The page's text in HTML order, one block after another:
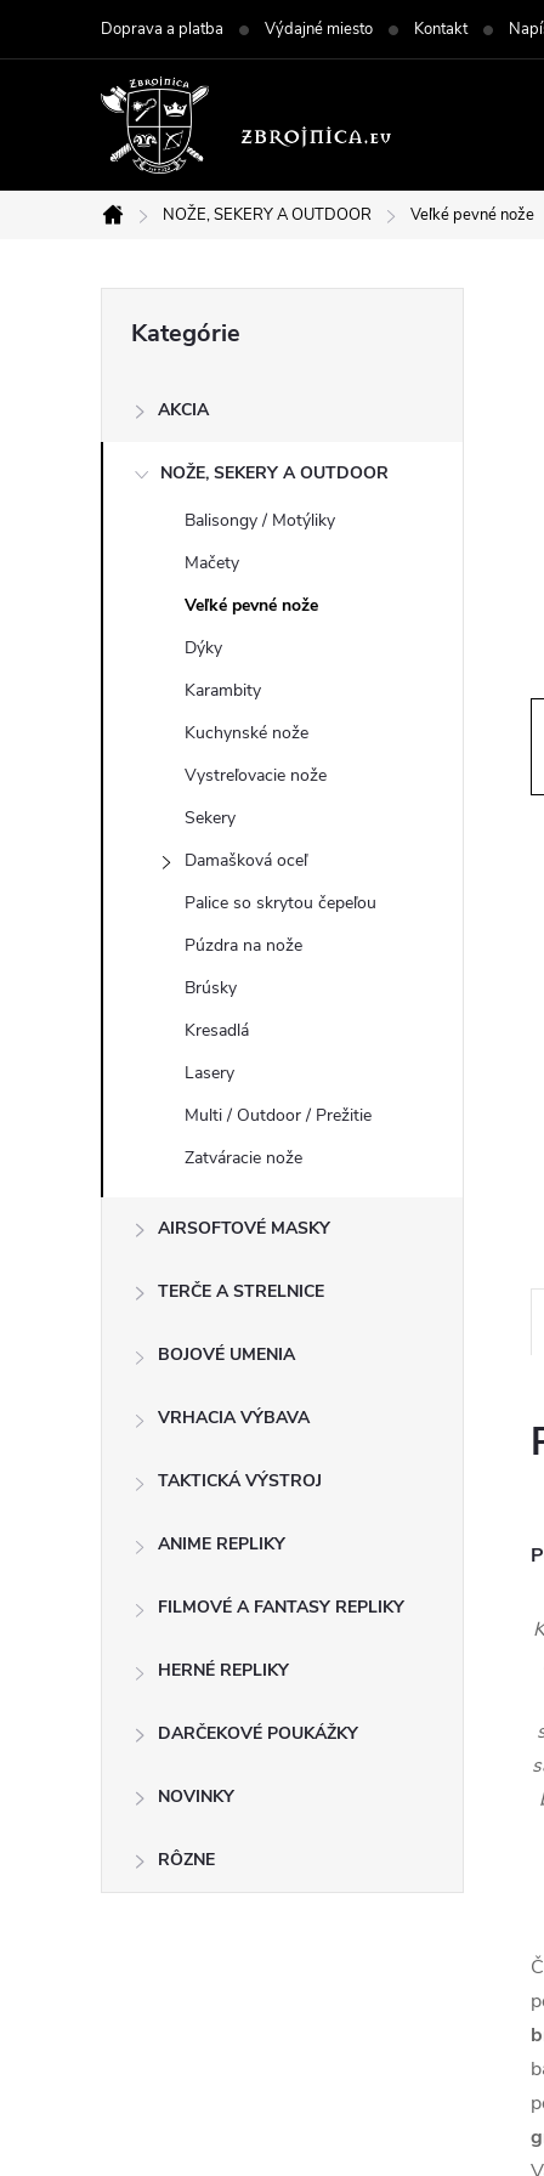
Doprava a platba Výdajné miesto Kontakt
Domov
NOŽE, SEKERY A OUTDOOR Veľké pevné nože
č
kategórie
Kategórie
AKCIA
NOŽE, SEKERY A OUTDOOR
Balisongy / Motýliky
Mačety
Veľké pevné nože
Dýky
Karambity
Kuchynské nože
Vystreľovacie nože
Sekery
Damašková oceľ
Palice so skrytou čepeľou
Púzdra na nože
Brúsky
Kresadlá
Lasery
Multi / Outdoor / Prežitie
Zatváracie nože
AIRSOFTOVÉ MASKY
TERČE A STRELNICE
BOJOVÉ UMENIA
VRHACIA VÝBAVA
TAKTICKÁ VÝSTROJ
ANIME REPLIKY
FILMOVÉ A FANTASY REPLIKY
HERNÉ REPLIKY
DARČEKOVÉ POUKÁŽKY
NOVINKY
RÔZNE